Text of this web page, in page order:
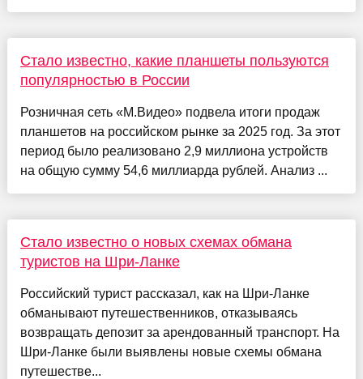
Стало известно, какие планшеты пользуются
популярностью в России
Розничная сеть «М.Видео» подвела итоги продаж
планшетов на российском рынке за 2025 год. За этот
период было реализовано 2,9 миллиона устройств
на общую сумму 54,6 миллиарда рублей. Анализ ...
Стало известно о новых схемах обмана
туристов на Шри-Ланке
Российский турист рассказал, как на Шри-Ланке
обманывают путешественников, отказываясь
возвращать депозит за арендованный транспорт. На
Шри-Ланке были выявлены новые схемы обмана
путешестве...